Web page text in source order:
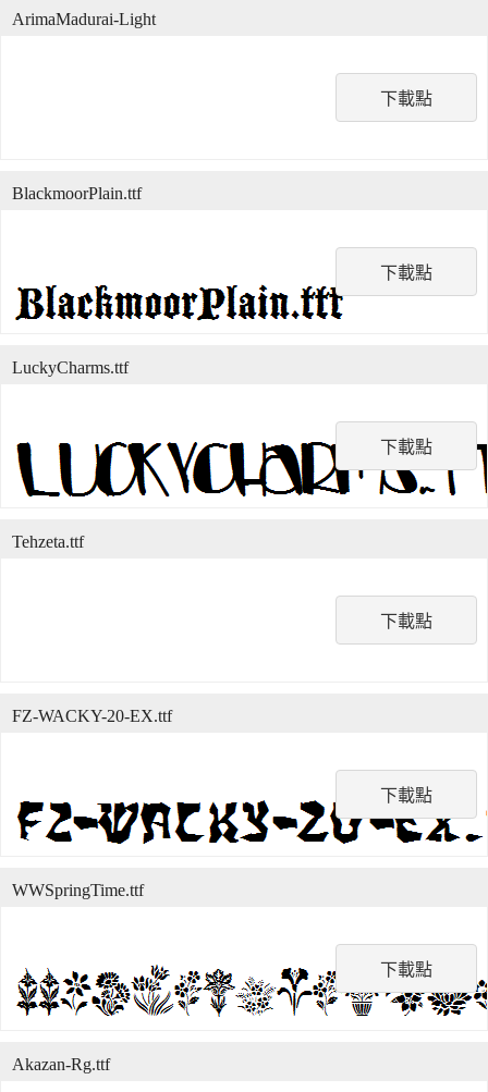
下載點
ArimaMadurai-Light
下載點
BlackmoorPlain.ttf
下載點
LuckyCharms.ttf
下載點
Tehzeta.ttf
下載點
FZ-WACKY-20-EX.ttf
下載點
WWSpringTime.ttf
Akazan-Rg.ttf